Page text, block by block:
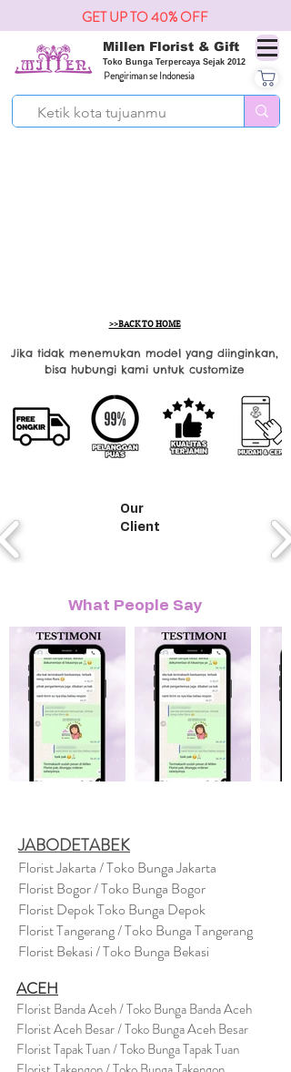
Millen Florist & Gift
Toko Bunga Terpercaya Sejak 2012
Pengiriman se Indonesia
GET UP TO 40% OFF
>>BACK TO HOME
Jika tidak menemukan model yang diinginkan,
bisa hubungi kami untuk customize
Our
Client
What People Say
JABODETABEK
Florist Jakarta / Toko Bunga Jakarta
Florist Bogor / Toko Bunga Bogor
Florist Depok Toko Bunga Depok
Florist Tangerang / Toko Bunga Tangerang
Florist Bekasi / Toko Bunga Bekasi
ACEH
Florist Banda Aceh / Toko Bunga Banda Aceh
Florist Aceh Besar / Toko Bunga Aceh Besar
Florist Tapak Tuan / Toko Bunga Tapak Tuan